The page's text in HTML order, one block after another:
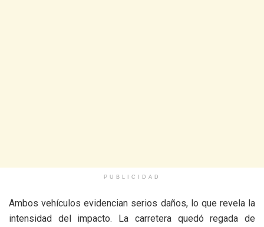
PUBLICIDAD
Ambos vehículos evidencian serios daños, lo que revela la
intensidad del impacto. La carretera quedó regada de